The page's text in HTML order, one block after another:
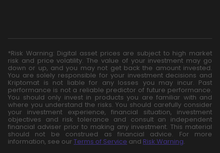
*Risk Warning: Digital asset prices are subject to high market
risk and price volatility. The value of your investment may go
down or up, and you may not get back the amount invested.
You are solely responsible for your investment decisions and
Kriptomat is not liable for any losses you may incur. Past
performance is not a reliable predictor of future performance.
You should only invest in products you are familiar with and
where you understand the risks. You should carefully consider
your investment experience, financial situation, investment
objectives and risk tolerance and consult an independent
financial adviser prior to making any investment. This material
should not be construed as financial advice. For more
information, see our Terms of Service and Risk Warning.